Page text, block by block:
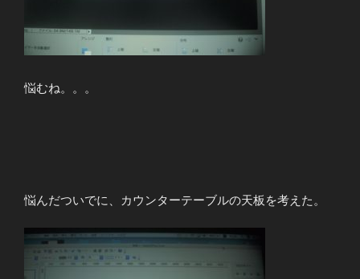
悩むね。。。
悩んだついでに、カウンターテーブルの天板を考えた。